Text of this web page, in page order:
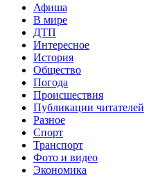
Афиша
В мире
ДТП
Интересное
История
Общество
Погода
Происшествия
Публикации читателей
Разное
Спорт
Транспорт
Фото и видео
Экономика